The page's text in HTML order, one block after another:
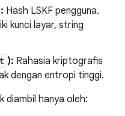
Hash LSKF pengguna.
kunci layar, string
): Rahasia kriptografis
dengan entropi tinggi.
diambil hanya oleh: